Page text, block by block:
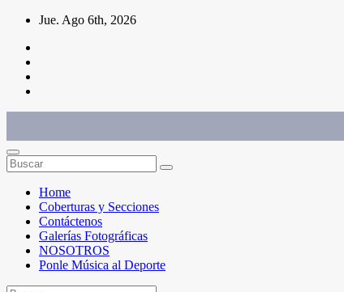
Saltar
contenido
Jue. Ago 6th, 2026
Home
Coberturas y Secciones
Contáctenos
Galerías Fotográficas
NOSOTROS
Ponle Música al Deporte